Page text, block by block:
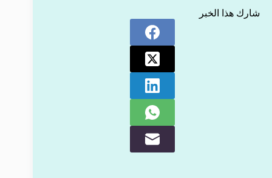
شارك هذا الخبر